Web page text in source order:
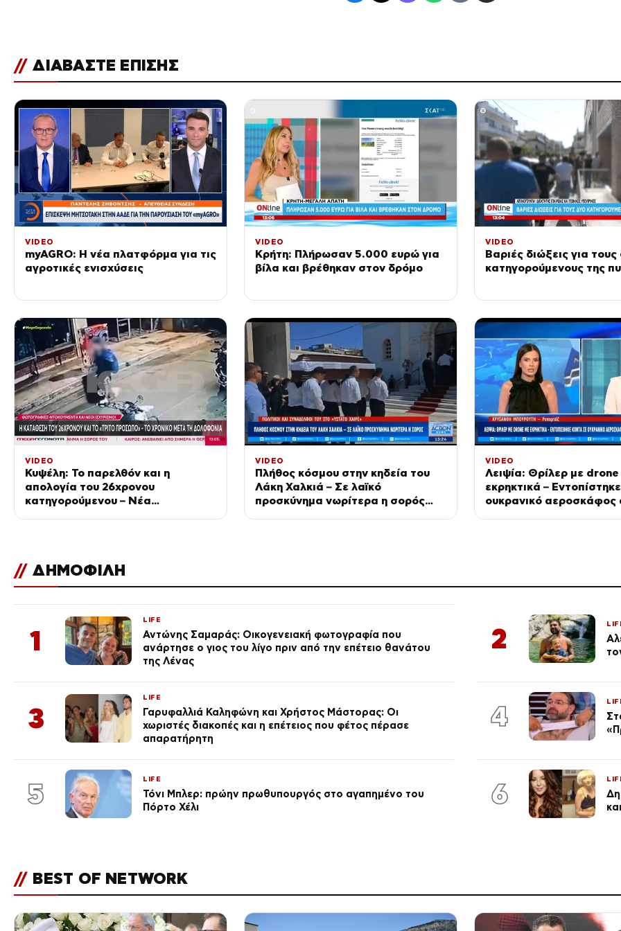
// ΔΙΑΒΑΣΤΕ ΕΠΙΣΗΣ
VIDEO
myAGRO: Η νέα πλατφόρμα για τις
αγροτικές ενισχύσεις
VIDEO
Κρήτη: Πλήρωσαν 5.000 ευρώ για
βίλα και βρέθηκαν στον δρόμο
VIDEO
Βαριές διώξεις για τους
κατηγορούμενους της
VIDEO
Κυψέλη: Το παρελθόν και η
απολογία του 26χρονου
κατηγορούμενου – Νέα
VIDEO
Πλήθος κόσμου στην κηδεία του
Λάκη Χαλκιά – Σε λαϊκό
προσκύνημα νωρίτερα η σορός
VIDEO
Λειψία: Θρίλερ με drone
εκρηκτικά –
ουκρανικό αεροσκάφος
// ΔΗΜΟΦΙΛΗ
1
LIFE
Αντώνης Σαμαράς: Οικογενειακή φωτογραφία που
ανάρτησε ο γιος του λίγο πριν από την επέτειο θανάτου
της Λένας
2
3
LIFE
Γαρυφαλλιά Καληφώνη και Χρήστος Μάστορας: Οι
χωριστές διακοπές και η επέτειος που φέτος πέρασε
απαρατήρητη
4
5 LIFE
Τόνι Μπλερ: πρώην πρωθυπουργός στο αγαπημένο του
Πόρτο Χέλι
6
// BEST OF NETWORK